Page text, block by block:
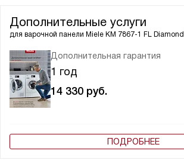
Дополнительные услуги
для варочной панели Miele KM 7867-1 FL Diamond
Дополнительная гарантия
1 год
14 330 руб.
ПОДРОБНЕЕ